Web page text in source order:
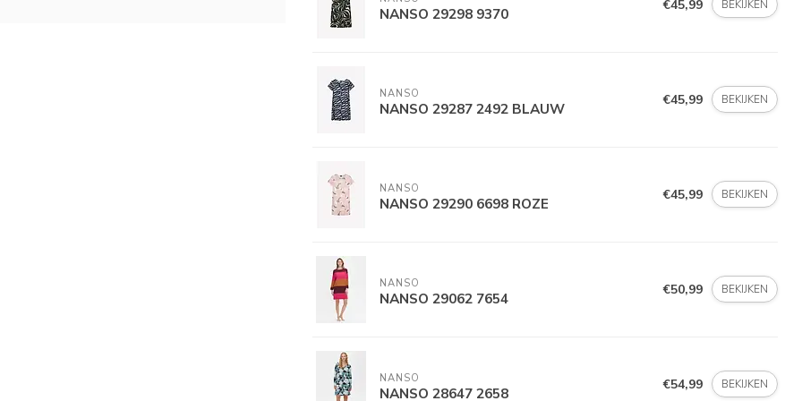
NANSO 29298 9370 €45,99 BEKIJKEN
NANSO
NANSO 29287 2492 BLAUW €45,99 BEKIJKEN
NANSO
NANSO 29290 6698 ROZE €45,99 BEKIJKEN
NANSO
NANSO 29062 7654 €50,99 BEKIJKEN
NANSO
NANSO 28647 2658 €54,99 BEKIJKEN